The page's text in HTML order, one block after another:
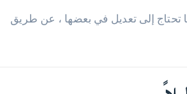
تحتاج إلى تعديل في بعضها ، عن طريق